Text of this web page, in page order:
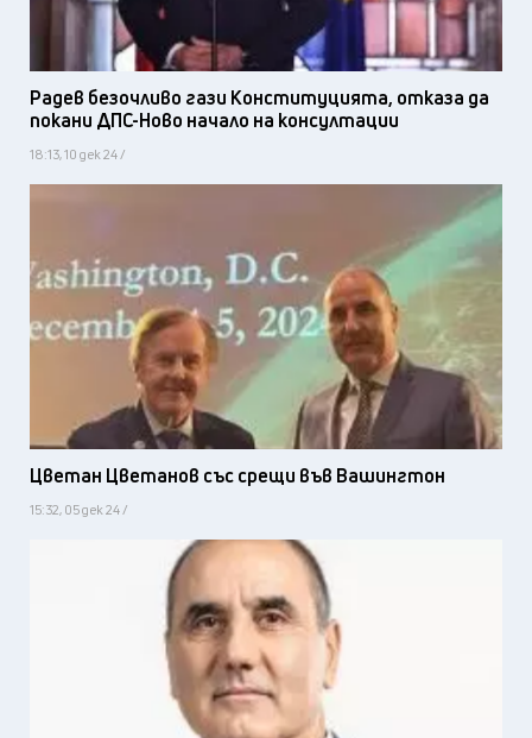
Радев безочливо гази Конституцията, отказа да
покани ДПС-Ново начало на консултации
18:13, 10 дек 24 /
Цветан Цветанов със срещи във Вашингтон
15:32, 05 дек 24 /